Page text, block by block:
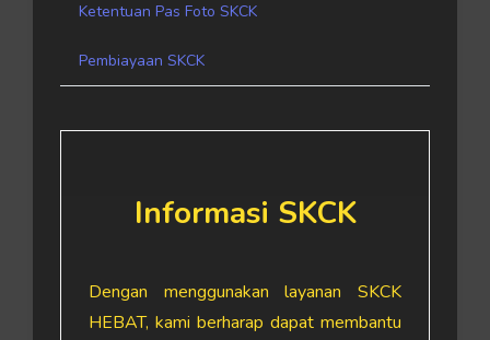
Ketentuan Pas Foto SKCK
Pembiayaan SKCK
Informasi SKCK
Dengan menggunakan layanan SKCK
HEBAT, kami berharap dapat membantu